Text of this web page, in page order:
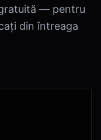
— pentru
din întreaga